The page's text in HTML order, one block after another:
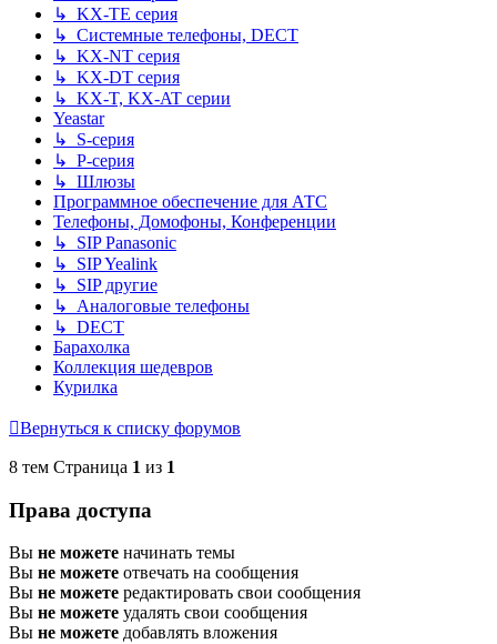
↳ KX-TE серия
↳ Системные телефоны, DECT
↳ KX-NT серия
↳ KX-DT серия
↳ KX-T, KX-AT серии
Yeastar
↳ S-серия
↳ P-серия
↳ Шлюзы
Программное обеспечение для АТС
Телефоны, Домофоны, Конференции
↳ SIP Panasonic
↳ SIP Yealink
↳ SIP другие
↳ Аналоговые телефоны
↳ DECT
Барахолка
Коллекция шедевров
Курилка
Вернуться к списку форумов
8 тем Страница 1 из 1
Права доступа
Вы не можете начинать темы
Вы не можете отвечать на сообщения
Вы не можете редактировать свои сообщения
Вы не можете удалять свои сообщения
Вы не можете добавлять вложения